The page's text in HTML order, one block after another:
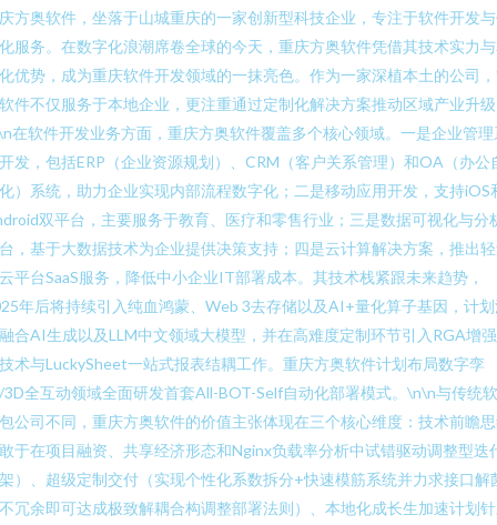
方奥软件，坐落于山城重庆的一家创新型科技企业，专注于软件开发
服务。在数字化浪潮席卷全球的今天，重庆方奥软件凭借其技术实力
优势，成为重庆软件开发领域的一抹亮色。作为一家深植本土的公司
件不仅服务于本地企业，更注重通过定制化解决方案推动区域产业升
在软件开发业务方面，重庆方奥软件覆盖多个核心领域。一是企业管理
发，包括ERP（企业资源规划）、CRM（客户关系管理）和OA（办公
）系统，助力企业实现内部流程数字化；二是移动应用开发，支持iOS
双平台，主要服务于教育、医疗和零售行业；三是数据可视化与分
，基于大数据技术为企业提供决策支持；四是云计算解决方案，推出
平台SaaS服务，降低中小企业IT部署成本。其技术栈紧跟未来趋势，
年后将持续引入纯血鸿蒙、Web 3去存储以及AI+量化算子基因，计
合AI生成以及LLM中文领域大模型，并在高难度定制环节引入RGA增
术与LuckySheet一站式报表结耦工作。重庆方奥软件计划布局数字孪
3D全互动领域全面研发首套All-BOT-Self自动化部署模式。\n\n与传统
公司不同，重庆方奥软件的价值主张体现在三个核心维度：技术前瞻
于在项目融资、共享经济形态和Nginx负载率分析中试错驱动调整型迭
）、超级定制交付（实现个性化系数拆分+快速模筋系统并力求接口解
冗余即可达成极致解耦合构调整部署法则）、本地化成长生加速计划